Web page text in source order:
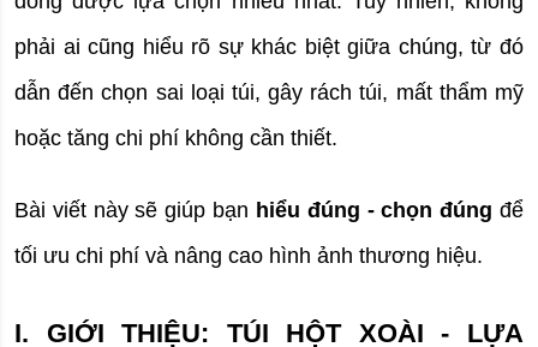
phải ai cũng hiểu rõ sự khác biệt giữa chúng, từ đó
dẫn đến chọn sai loại túi, gây rách túi, mất thẩm mỹ
hoặc tăng chi phí không cần thiết.
Bài viết này sẽ giúp bạn hiểu đúng - chọn đúng để
tối ưu chi phí và nâng cao hình ảnh thương hiệu.
I. GIỚI THIỆU: TÚI HỘT XOÀI - LỰA